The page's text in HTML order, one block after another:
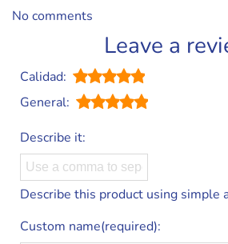
No comments
Leave a
Calidad:
General:
Describe it:
Describe this product using simple
Custom name(required):